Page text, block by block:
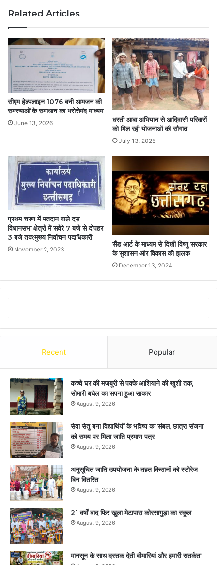
Related Articles
सीएम हेल्पलाइन 1076 बनी आमजन की
समस्याओं के समाधान का भरोसेमंद माध्यम
June 13, 2026
धरती आबा अभियान से आदिवासी परिवारों
को मिल रही योजनाओं की सौगात
July 13, 2025
प्रथम चरण में मतदान वाले दस
विधानसभा क्षेत्रों में सवेरे 7 बजे से दोपहर
3 बजे तक:मुख्य निर्वाचन पदाधिकारी
November 2, 2023
सैंड आर्ट के माध्यम से दिखी विष्णु सरकार
के सुशासन और विकास की झलक
December 13, 2024
Recent Popular
कच्चे घर की मजबूरी से पक्के आशियाने की खुशी तक,
सोमारी बघेल का सपना हुआ साकार
August 9, 2026
सेवा सेतु बना विद्यार्थियों के भविष्य का संबल, छात्रा संजना
को समय पर मिला जाति प्रमाण पत्र
August 9, 2026
अनुसूचित जाति उपयोजना के तहत किसानों को स्टोरेज
बिन वितरित
August 9, 2026
21 वर्षों बाद फिर खुला मेटापारा कोरसागुड़ा का स्कूल
August 9, 2026
मानसून के साथ दस्तक देती बीमारियां और हमारी सतर्कता